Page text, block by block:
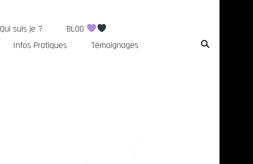
Qui suis je ?
BLOG
Infos Pratiques
Témoignages